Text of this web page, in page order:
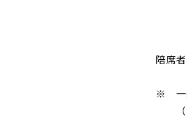
郵
日本
足
陪席者
※ 一般
（事